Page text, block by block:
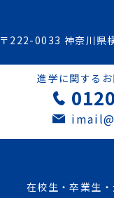
〒222-0033 神奈川県
進学に関する
在校生・卒業生